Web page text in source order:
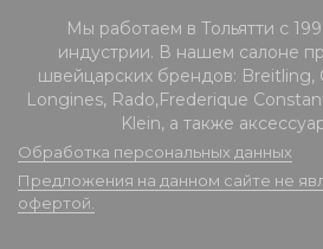
Мы работаем в Тольятти с
индустрии. В нашем салоне
швейцарских брендов: Breitling,
Longines, Rado,Frederique
Klein, а также
Обработка персональных данных
Предложения на данном сайте не
офертой.